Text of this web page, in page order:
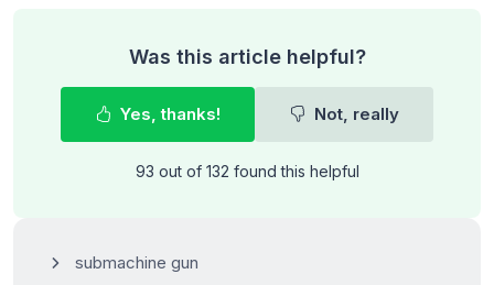
Was this article helpful?
Yes, thanks! Not, really
93 out of 132 found this helpful
submachine gun